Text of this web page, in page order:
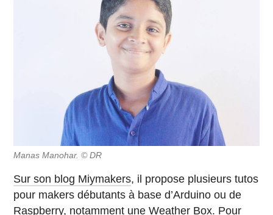
Manas Manohar. © DR
Sur son blog Miymakers, il propose plusieurs tutos
pour makers débutants à base d’Arduino ou de
Raspberry, notamment uneWeather Box. Pour